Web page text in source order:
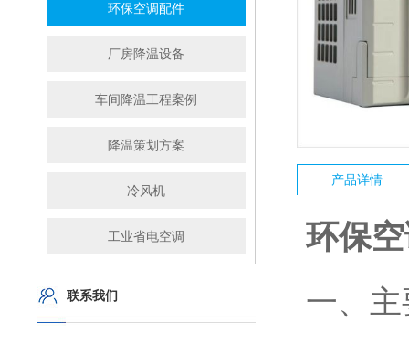
环保空调配件
厂房降温设备
车间降温工程案例
降温策划方案
冷风机
工业省电空调
联系我们
产品详情
环保
一、